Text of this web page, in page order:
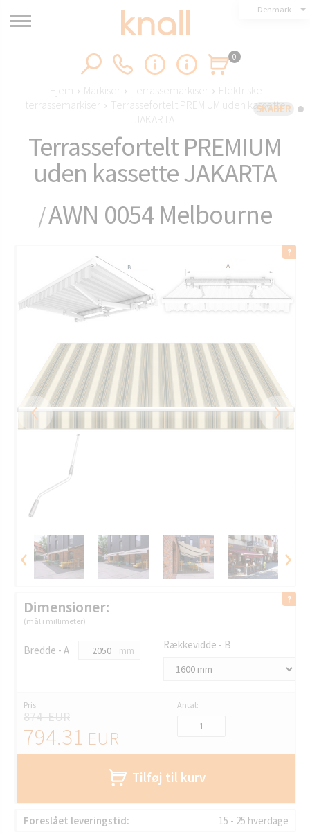
SKABER
Denmark
0
Hjem › Markiser › Terrassemarkiser › Elektriske
terrassemarkiser › Terrassefortelt PREMIUM uden kassette
JAKARTA
Terrassefortelt PREMIUM
uden kassette JAKARTA
/AWN 0054 Melbourne
‹ ›
‹ ›
Dimensioner:
(mål i millimeter)
Bredde - A mm Rækkevidde - B
Pris:
874 EUR
794.31 EUR
Antal:
Tilføj til kurv
Foreslået leveringstid: 15 - 25 hverdage